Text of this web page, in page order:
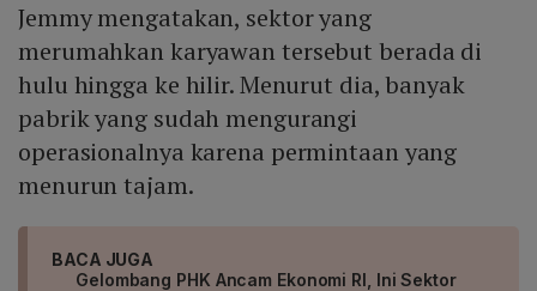
Jemmy mengatakan, sektor yang
merumahkan karyawan tersebut berada di
hulu hingga ke hilir. Menurut dia, banyak
pabrik yang sudah mengurangi
operasionalnya karena permintaan yang
menurun tajam.
BACA JUGA
Gelombang PHK Ancam Ekonomi RI, Ini Sektor